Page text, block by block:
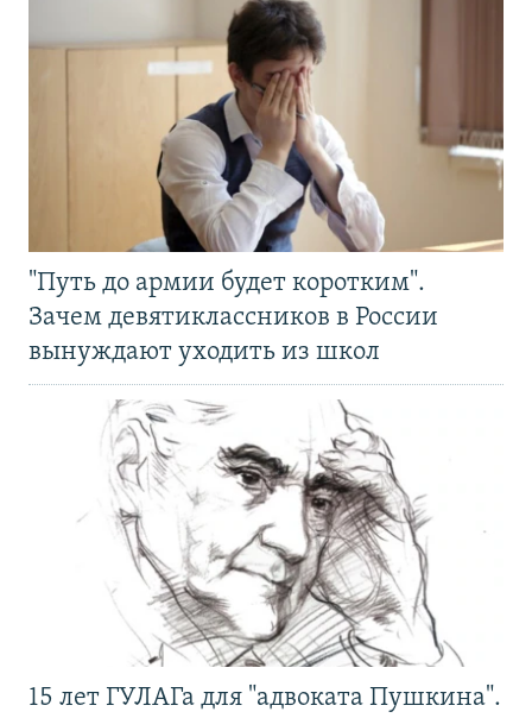
"Путь до армии будет коротким".
Зачем девятиклассников в России
вынуждают уходить из школ
15 лет ГУЛАГа для "адвоката Пушкина".